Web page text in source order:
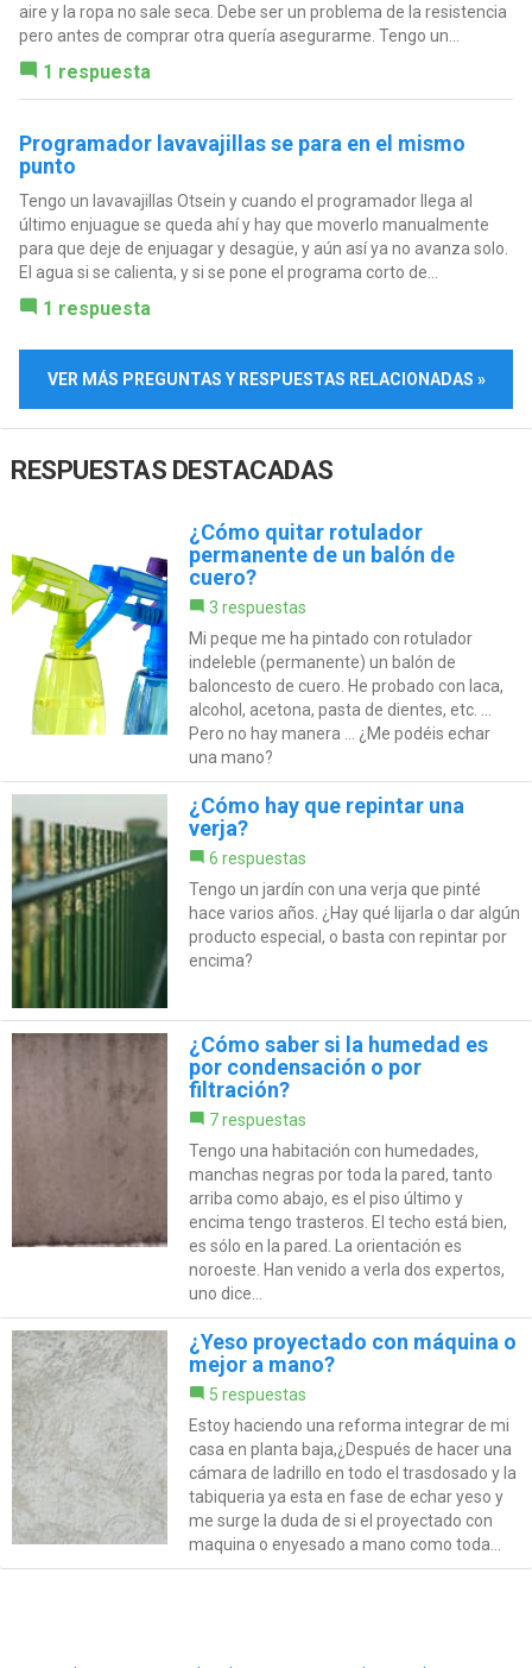
aire y la ropa no sale seca. Debe ser un problema de la resistencia
pero antes de comprar otra quería asegurarme. Tengo un...
1 respuesta
Programador lavavajillas se para en el mismo
punto
Tengo un lavavajillas Otsein y cuando el programador llega al
último enjuague se queda ahí y hay que moverlo manualmente
para que deje de enjuagar y desagüe, y aún así ya no avanza solo.
El agua si se calienta, y si se pone el programa corto de...
1 respuesta
VER MÁS PREGUNTAS Y RESPUESTAS RELACIONADAS »
RESPUESTAS DESTACADAS
¿Cómo quitar rotulador
permanente de un balón de
cuero?
3 respuestas
Mi peque me ha pintado con rotulador
indeleble (permanente) un balón de
baloncesto de cuero. He probado con laca,
alcohol, acetona, pasta de dientes, etc. ...
Pero no hay manera ... ¿Me podéis echar
una mano?
¿Cómo hay que repintar una
verja?
6 respuestas
Tengo un jardín con una verja que pinté
hace varios años. ¿Hay qué lijarla o dar algún
producto especial, o basta con repintar por
encima?
¿Cómo saber si la humedad es
por condensación o por
filtración?
7 respuestas
Tengo una habitación con humedades,
manchas negras por toda la pared, tanto
arriba como abajo, es el piso último y
encima tengo trasteros. El techo está bien,
es sólo en la pared. La orientación es
noroeste. Han venido a verla dos expertos,
uno dice...
¿Yeso proyectado con máquina o
mejor a mano?
5 respuestas
Estoy haciendo una reforma integrar de mi
casa en planta baja,¿Después de hacer una
cámara de ladrillo en todo el trasdosado y la
tabiqueria ya esta en fase de echar yeso y
me surge la duda de si el proyectado con
maquina o enyesado a mano como toda...